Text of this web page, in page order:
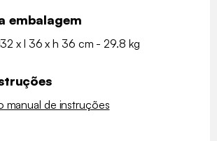
embalagem
x l 36 x h 36 cm - 29.8 kg
manual de instruções